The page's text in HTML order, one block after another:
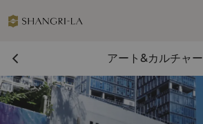
アート&カルチャー